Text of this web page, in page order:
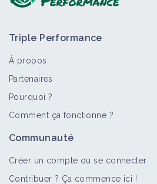
Triple Performance
À propos
Partenaires
Pourquoi ?
Comment ça fonctionne ?
Communauté
Créer un compte ou se connecter
Contribuer ? Ça commence ici !